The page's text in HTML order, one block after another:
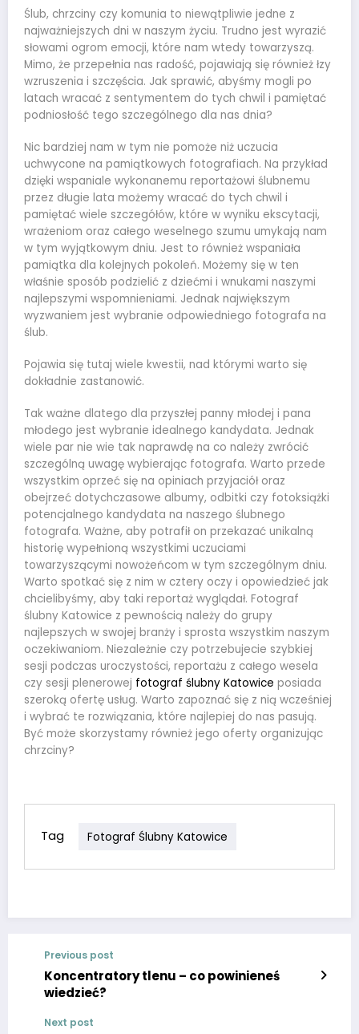
Ślub, chrzciny czy komunia to niewątpliwie jedne z
najważniejszych dni w naszym życiu. Trudno jest wyrazić
słowami ogrom emocji, które nam wtedy towarzyszą.
Mimo, że przepełnia nas radość, pojawiają się również łzy
wzruszenia i szczęścia. Jak sprawić, abyśmy mogli po
latach wracać z sentymentem do tych chwil i pamiętać
podniosłość tego szczególnego dla nas dnia?
Nic bardziej nam w tym nie pomoże niż uczucia
uchwycone na pamiątkowych fotografiach. Na przykład
dzięki wspaniale wykonanemu reportażowi ślubnemu
przez długie lata możemy wracać do tych chwil i
pamiętać wiele szczegółów, które w wyniku ekscytacji,
wrażeniom oraz całego weselnego szumu umykają nam
w tym wyjątkowym dniu. Jest to również wspaniała
pamiątka dla kolejnych pokoleń. Możemy się w ten
właśnie sposób podzielić z dziećmi i wnukami naszymi
najlepszymi wspomnieniami. Jednak największym
wyzwaniem jest wybranie odpowiedniego fotografa na
ślub.
Pojawia się tutaj wiele kwestii, nad którymi warto się
dokładnie zastanowić.
Tak ważne dlatego dla przyszłej panny młodej i pana
młodego jest wybranie idealnego kandydata. Jednak
wiele par nie wie tak naprawdę na co należy zwrócić
szczególną uwagę wybierając fotografa. Warto przede
wszystkim oprzeć się na opiniach przyjaciół oraz
obejrzeć dotychczasowe albumy, odbitki czy fotoksiążki
potencjalnego kandydata na naszego ślubnego
fotografa. Ważne, aby potrafił on przekazać unikalną
historię wypełnioną wszystkimi uczuciami
towarzyszącymi nowożeńcom w tym szczególnym dniu.
Warto spotkać się z nim w cztery oczy i opowiedzieć jak
chcielibyśmy, aby taki reportaż wyglądał. Fotograf
ślubny Katowice z pewnością należy do grupy
najlepszych w swojej branży i sprosta wszystkim naszym
oczekiwaniom. Niezależnie czy potrzebujecie szybkiej
sesji podczas uroczystości, reportażu z całego wesela
czy sesji plenerowej fotograf ślubny Katowice posiada
szeroką ofertę usług. Warto zapoznać się z nią wcześniej
i wybrać te rozwiązania, które najlepiej do nas pasują.
Być może skorzystamy również jego oferty organizując
chrzciny?
Tag Fotograf Ślubny Katowice
Previous post
Koncentratory tlenu – co powinieneś
wiedzieć?
Next post